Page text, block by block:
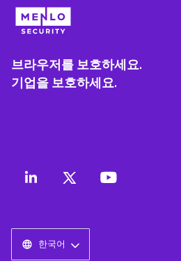
브라우저를 보호하세요.
기업을 보호하세요.
한국어